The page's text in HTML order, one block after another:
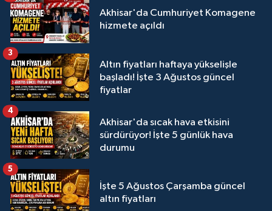
Akhisar'da Cumhuriyet Komagene
hizmete açıldı
Altın fiyatları haftaya yükselişle
başladı! İşte 3 Ağustos güncel
fiyatlar
3
Akhisar'da sıcak hava etkisini
sürdürüyor! İşte 5 günlük hava
durumu
4
İşte 5 Ağustos Çarşamba güncel
altın fiyatları
5